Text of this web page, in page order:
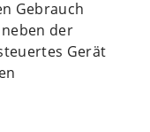
Gebrauch
der
Gerät